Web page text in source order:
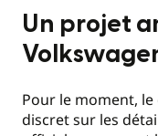
Un projet
Pour le moment,
discret sur les